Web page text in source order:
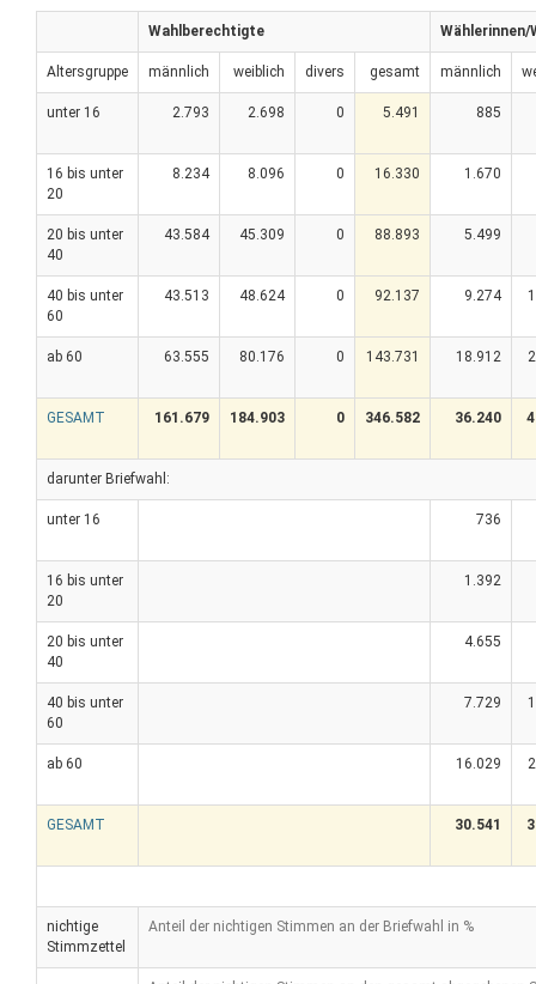
Wahlberechtigte Wählerinnen/
Altersgruppe männlich weiblich divers gesamt männlich
unter 16 2.793 2.698 0 5.491 885
16 bis unter
20
8.234 8.096 0 16.330 1.670
20 bis unter
40
43.584 45.309 0 88.893 5.499
40 bis unter
60
43.513 48.624 0 92.137 9.274
ab 60 63.555 80.176 0 143.731 18.912
GESAMT 161.679 184.903 0 346.582 36.240
darunter Briefwahl:
unter 16 736
16 bis unter
20
1.392
20 bis unter
40
4.655
40 bis unter
60
7.729
ab 60 16.029
GESAMT 30.541
nichtige
Stimmzettel
Anteil der nichtigen Stimmen an der Briefwahl in %